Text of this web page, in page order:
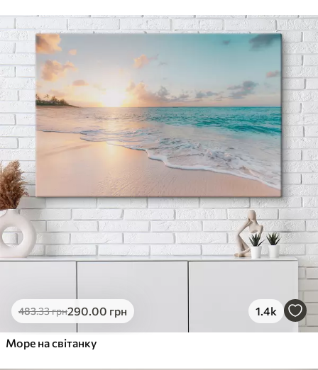
483.33грн290.00 грн 1.4k
Море на світанку